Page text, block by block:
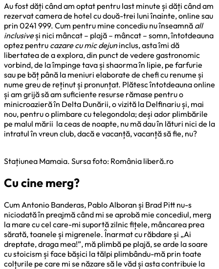
Au fost dăți când am optat pentru last minute și dăți când am
rezervat camera de hotel cu două-trei luni înainte, online sau
prin 0241 999. Cum pentru mine concediu nu înseamnă all
inclusiveși nici mâncat – plajă – mâncat – somn, întotdeauna
optez pentru cazare cu mic dejuninclus, asta îmi dă
libertatea de a explora, din punct de vedere gastronomic
vorbind, de la împinge tava și shaorma în lipie, pe farfurie
sau pe băț până la meniuri elaborate de chefi cu renume și
nume greu de reținut și pronunțat. Plătesc întotdeauna online
și am grijă să am suficiente resurse rămase pentru o
minicroazieră în Delta Dunării, o vizită la Delfinariu și, mai
nou, pentru o plimbare cu telegondola; deși ador plimbările
pe malul mării la ceas de noapte, nu mă dau în lături nici de la
intratul în vreun club, dacă e vacanță, vacanță să fie, nu?
Stațiunea Mamaia. Sursa foto: România liberă.ro
Cu cine merg?
Cum Antonio Banderas, Pablo Alboran și Brad Pitt nu-s
niciodată în preajmă când mi se aprobă mie concediul, merg
la mare cu cel care-mi suportă zilnic fițele, mâncarea prea
sărată, toanele și migrenele. Înarmat cu răbdare și „Ai
dreptate, draga mea!”, mă plimbă pe plajă, se arde la soare
cu stoicism și face bășici la tălpi plimbându-mă prin toate
colțurile pe care mi se năzare să le văd și asta contribuie la